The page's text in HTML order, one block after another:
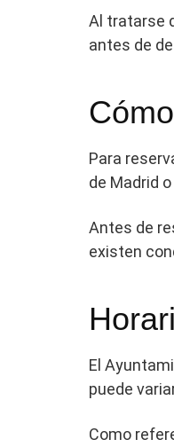
Al tratarse
antes de
Para
de Madrid
Antes de
existen
El
puede
Como